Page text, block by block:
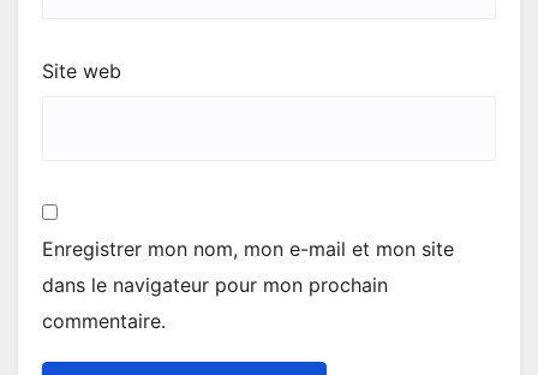
Site web
Enregistrer mon nom, mon e-mail et mon site
dans le navigateur pour mon prochain
commentaire.